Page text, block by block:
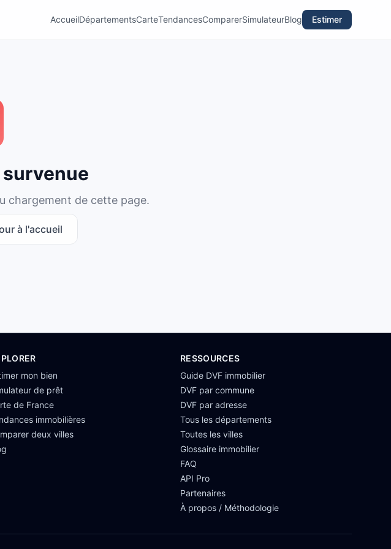
AccueilDépartementsCarteTendancesComparerSimulateurBlog Estimer
chargement de cette page.
à l'accueil
mon bien
de prêt
de France
immobilières
deux villes
RESSOURCES
Guide DVF immobilier
DVF par commune
DVF par adresse
Tous les départements
Toutes les villes
Glossaire immobilier
FAQ
API Pro
Partenaires
À propos / Méthodologie